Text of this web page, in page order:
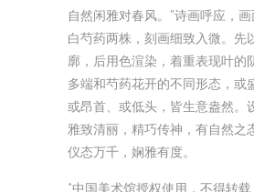
自然闲雅对春风。”诗画呼应，
白芍药两株，刻画细致入微。先
廓，后用色渲染，着重表现叶的
多端和芍药花开的不同形态，或
或昂首、或低头，皆生意盎然。
雅致清丽，精巧传神，有自然之
仪态万千，娴雅有度。
*中国美术馆授权使用，不得转载